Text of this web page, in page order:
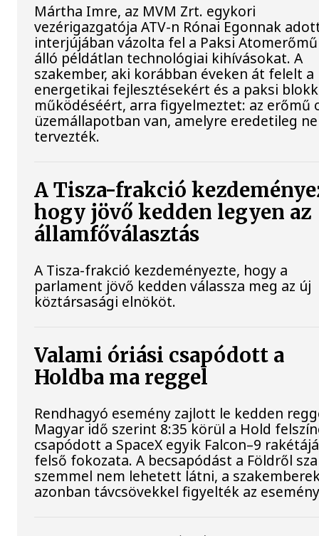
Mártha Imre, az MVM Zrt. egykori
vezérigazgatója ATV-n Rónai Egonnak
interjújában vázolta fel a Paksi
álló példátlan technológiai kihívásokat. A
szakember, aki korábban éveken át felelt a
energetikai fejlesztésekért és a paksi
működéséért, arra figyelmeztet: az erőmű
üzemállapotban van, amelyre eredetileg
tervezték.
A Tisza-frakció
hogy jövő kedden legyen az
államfőválasztás
A Tisza-frakció kezdeményezte, hogy a
parlament jövő kedden válassza meg az új
köztársasági elnököt.
Valami óriási csapódott a
Holdba ma reggel
Rendhagyó esemény zajlott le kedden
Magyar idő szerint 8:35 körül a Hold
csapódott a SpaceX egyik Falcon–9
felső fokozata. A becsapódást a Földről
szemmel nem lehetett látni, a
azonban távcsövekkel figyelték az